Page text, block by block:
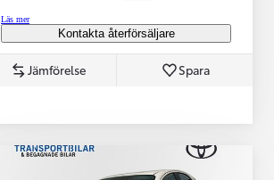
Läs mer
Kontakta återförsäljare
Jämförelse Spara